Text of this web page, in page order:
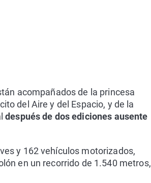
acompañados de la princesa
del Aire y del Espacio, y de la
después de dos ediciones ausente
y 162 vehículos motorizados,
en un recorrido de 1.540 metros,